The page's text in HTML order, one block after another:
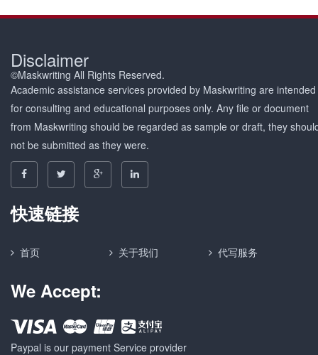
Disclaimer
©Maskwriting All Rights Reserved.
Academic assistance services provided by Maskwriting are intended
for consulting and educational purposes only. Any file or document
from Maskwriting should be regarded as sample or draft, they
not be submitted as they were.
快速链接
首页 关于我们 代写服务
We Accept:
Paypal is our payment Service provider